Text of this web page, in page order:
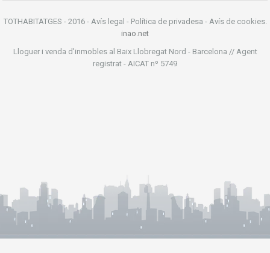
TOTHABITATGES - 2016 - Avís legal - Política de privadesa - Avís de cookies.
inao.net
Lloguer i venda d'inmobles al Baix Llobregat Nord - Barcelona // Agent
registrat - AICAT nº 5749